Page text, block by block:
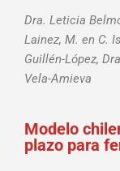
Dra. Leticia
Lainez, M. en C.
Guillén-López,
Vela-Amieva
Modelo
plazo para